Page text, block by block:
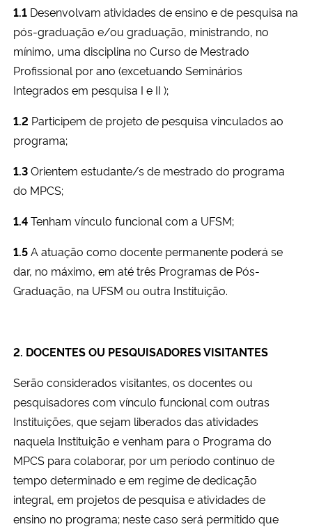
1.1 Desenvolvam atividades de ensino e de pesquisa na
pós-graduação e/ou graduação, ministrando, no
mínimo, uma disciplina no Curso de Mestrado
Profissional por ano (excetuando Seminários
Integrados em pesquisa I e II );
1.2 Participem de projeto de pesquisa vinculados ao
programa;
1.3Orientem estudante/s de mestrado do programa
do MPCS;
1.4Tenham vínculo funcional com a UFSM;
1.5A atuação como docente permanente poderá se
dar, no máximo, em até três Programas de Pós-
Graduação, na UFSM ou outra Instituição.
2. DOCENTES OU PESQUISADORES VISITANTES
Serão considerados visitantes, os docentes ou
pesquisadores com vínculo funcional com outras
Instituições, que sejam liberados das atividades
naquela Instituição e venham para o Programa do
MPCS para colaborar, por um período contínuo de
tempo determinado e em regime de dedicação
integral, em projetos de pesquisa e atividades de
ensino no programa; neste caso será permitido que